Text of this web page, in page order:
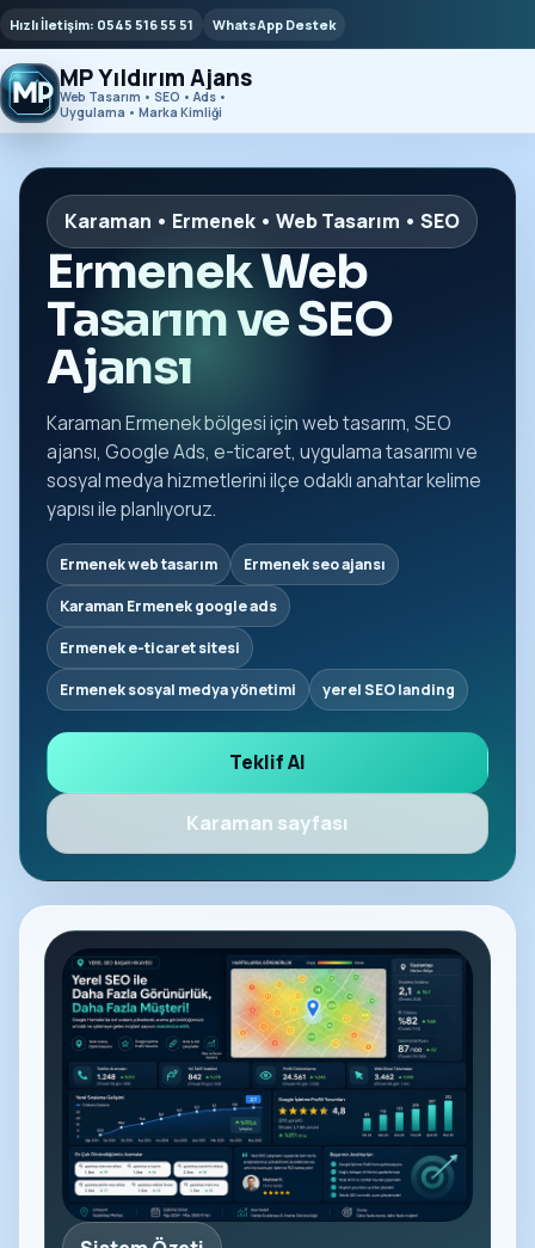
Hızlı İletişim: 0545 516 55 51 WhatsApp Destek
MP Yıldırım Ajans
Web Tasarım • SEO • Ads •
Uygulama • Marka Kimliği
Karaman • Ermenek • Web Tasarım • SEO
Ermenek Web
Tasarım ve SEO
Ajansı
Karaman Ermenek bölgesi için web tasarım, SEO
ajansı, Google Ads, e-ticaret, uygulama tasarımı ve
sosyal medya hizmetlerini ilçe odaklı anahtar kelime
yapısı ile planlıyoruz.
Ermenek web tasarım Ermenek seo ajansı
Karaman Ermenek google ads
Ermenek e-ticaret sitesi
Ermenek sosyal medya yönetimi yerel SEO landing
Teklif Al
Karaman sayfası